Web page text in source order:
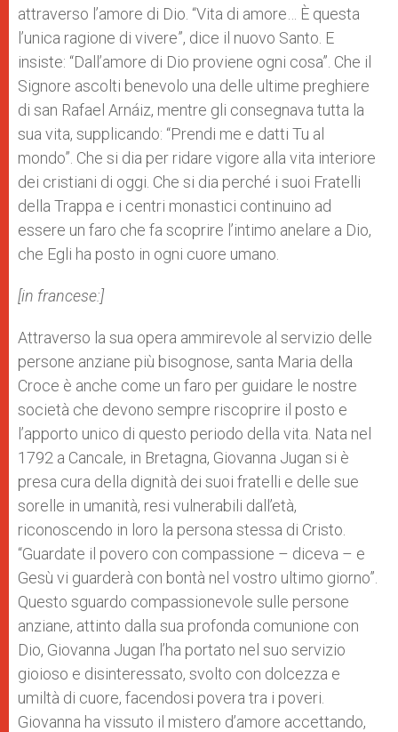
attraverso l’amore di Dio. “Vita di amore… È questa
l’unica ragione di vivere”, dice il nuovo Santo. E
insiste: “Dall’amore di Dio proviene ogni cosa”. Che il
Signore ascolti benevolo una delle ultime preghiere
di san Rafael Arnáiz, mentre gli consegnava tutta la
sua vita, supplicando: “Prendi me e datti Tu al
mondo”. Che si dia per ridare vigore alla vita interiore
dei cristiani di oggi. Che si dia perché i suoi Fratelli
della Trappa e i centri monastici continuino ad
essere un faro che fa scoprire l’intimo anelare a Dio,
che Egli ha posto in ogni cuore umano.
[in francese:]
Attraverso la sua opera ammirevole al servizio delle
persone anziane più bisognose, santa Maria della
Croce è anche come un faro per guidare le nostre
società che devono sempre riscoprire il posto e
l’apporto unico di questo periodo della vita. Nata nel
1792 a Cancale, in Bretagna, Giovanna Jugan si è
presa cura della dignità dei suoi fratelli e delle sue
sorelle in umanità, resi vulnerabili dall’età,
riconoscendo in loro la persona stessa di Cristo.
“Guardate il povero con compassione – diceva – e
Gesù vi guarderà con bontà nel vostro ultimo giorno”.
Questo sguardo compassionevole sulle persone
anziane, attinto dalla sua profonda comunione con
Dio, Giovanna Jugan l’ha portato nel suo servizio
gioioso e disinteressato, svolto con dolcezza e
umiltà di cuore, facendosi povera tra i poveri.
Giovanna ha vissuto il mistero d’amore accettando,